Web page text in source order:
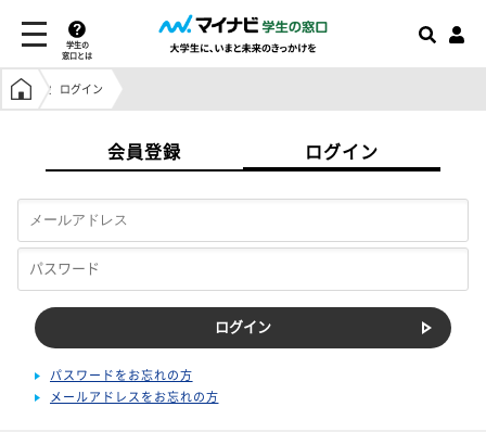
学生の
窓口とは
学生の窓口トップ
ログイン
会員登録 ログイン
パスワードをお忘れの方
メールアドレスをお忘れの方